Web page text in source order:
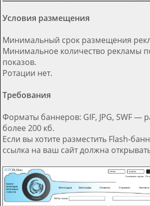
Условия размещения
Минимальный срок размещения
Минимальное количество рекламы
показов.
Ротации нет.
Требования
Форматы баннеров: GIF, JPG, SWF —
более 200 кб.
Если вы хотите разместить Flash-
ссылка на ваш сайт должна